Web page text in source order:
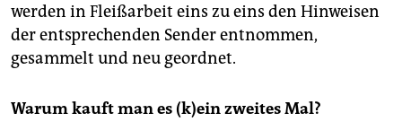
werden in Fleißarbeit eins zu eins den Hinweisen
der entsprechenden Sender entnommen,
gesammelt und neu geordnet.
Warum kauft man es (k)ein zweites Mal?